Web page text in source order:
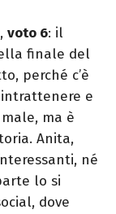
voto 6: il
finale del
perché c’è
e
ma è
Anita,
né
lo si
dove